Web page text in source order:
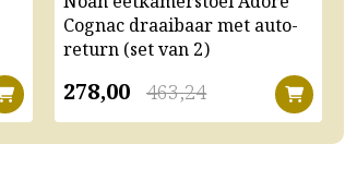
Cognac draaibaar met auto-
return (set van 2)
463,24
278,00